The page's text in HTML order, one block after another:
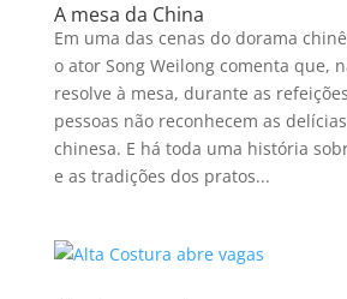
A mesa da China
Em uma das cenas do dorama
o ator Song Weilong comenta que,
resolve à mesa, durante as
pessoas não reconhecem as
chinesa. E há toda uma história
e as tradições dos pratos...